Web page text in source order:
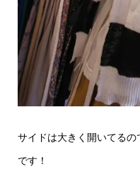
サイドは大きく開いてる
です！